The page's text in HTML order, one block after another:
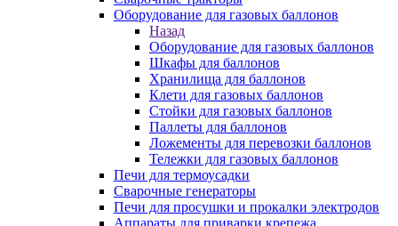
Оборудование для газовых баллонов
Назад
Оборудование для газовых баллонов
Шкафы для баллонов
Хранилища для баллонов
Клети для газовых баллонов
Стойки для газовых баллонов
Паллеты для баллонов
Ложементы для перевозки баллонов
Тележки для газовых баллонов
Печи для термоусадки
Сварочные генераторы
Печи для просушки и прокалки электродов
Аппараты для приварки крепежа